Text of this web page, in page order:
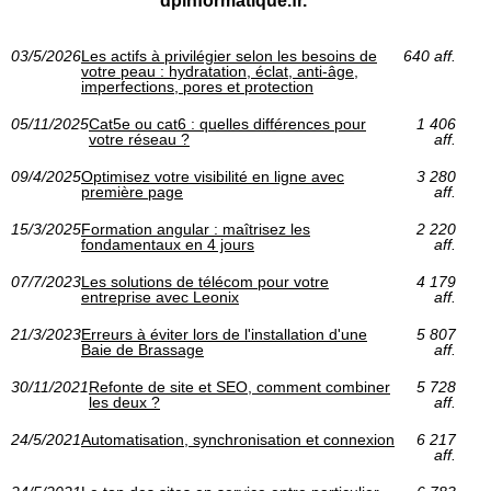
03/5/2026Les actifs à privilégier selon les besoins de
votre peau : hydratation, éclat, anti-âge,
imperfections, pores et protection
640 aff.
05/11/2025Cat5e ou cat6 : quelles différences pour
votre réseau ?
1 406
aff.
09/4/2025Optimisez votre visibilité en ligne avec
première page
3 280
aff.
15/3/2025Formation angular : maîtrisez les
fondamentaux en 4 jours
2 220
aff.
07/7/2023Les solutions de télécom pour votre
entreprise avec Leonix
4 179
aff.
21/3/2023Erreurs à éviter lors de l'installation d'une
Baie de Brassage
5 807
aff.
30/11/2021Refonte de site et SEO, comment combiner
les deux ?
5 728
aff.
24/5/2021Automatisation, synchronisation et connexion
6 217
aff.